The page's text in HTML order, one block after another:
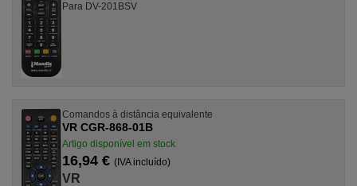
Para DV-201BSV
Comandos à distância equivalente
VR CGR-868-01B
Artigo disponível em stock
16,94 € (IVA incluído)
VR